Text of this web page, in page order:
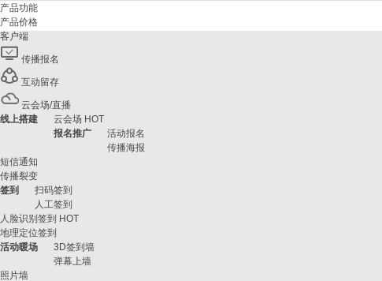
产品功能
产品价格
客户端
传播报名
互动留存
云会场/直播
线上搭建
云会场 HOT
报名推广
活动报名
传播海报
短信通知
传播裂变
签到
扫码签到
人工签到
人脸识别签到 HOT
地理定位签到
活动暖场
3D签到墙
弹幕上墙
照片墙